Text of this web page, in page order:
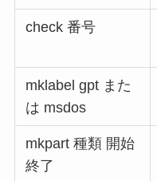
check 番号
mklabel gpt また
は msdos
mkpart 種類 開始
終了